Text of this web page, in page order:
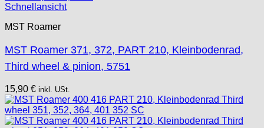
Schnellansicht
MST Roamer
MST Roamer 371, 372, PART 210, Kleinbodenrad,
Third wheel & pinion, 5751
15,90 € inkl. USt.